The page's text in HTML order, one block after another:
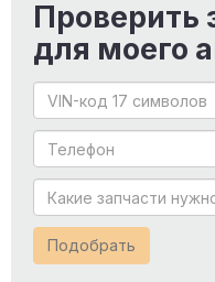
Проверить
для моего
Подобрать